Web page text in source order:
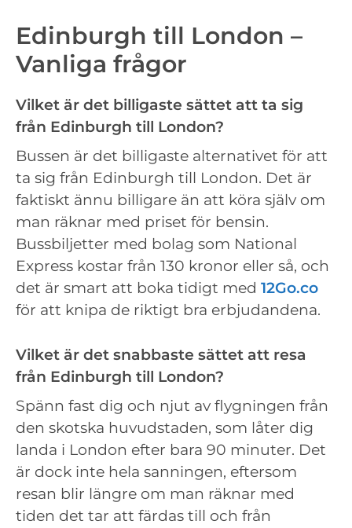
Edinburgh till London –
Vanliga frågor
Vilket är det billigaste sättet att ta sig
från Edinburgh till London?
Bussen är det billigaste alternativet för att
ta sig från Edinburgh till London. Det är
faktiskt ännu billigare än att köra själv om
man räknar med priset för bensin.
Bussbiljetter med bolag som National
Express kostar från 130 kronor eller så, och
det är smart att boka tidigt med 12Go.co
för att knipa de riktigt bra erbjudandena.
Vilket är det snabbaste sättet att resa
från Edinburgh till London?
Spänn fast dig och njut av flygningen från
den skotska huvudstaden, som låter dig
landa i London efter bara 90 minuter. Det
är dock inte hela sanningen, eftersom
resan blir längre om man räknar med
tiden det tar att färdas till och från